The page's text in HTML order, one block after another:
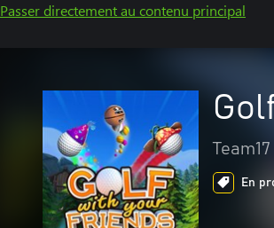
Passer directement au contenu principal
Team17
En